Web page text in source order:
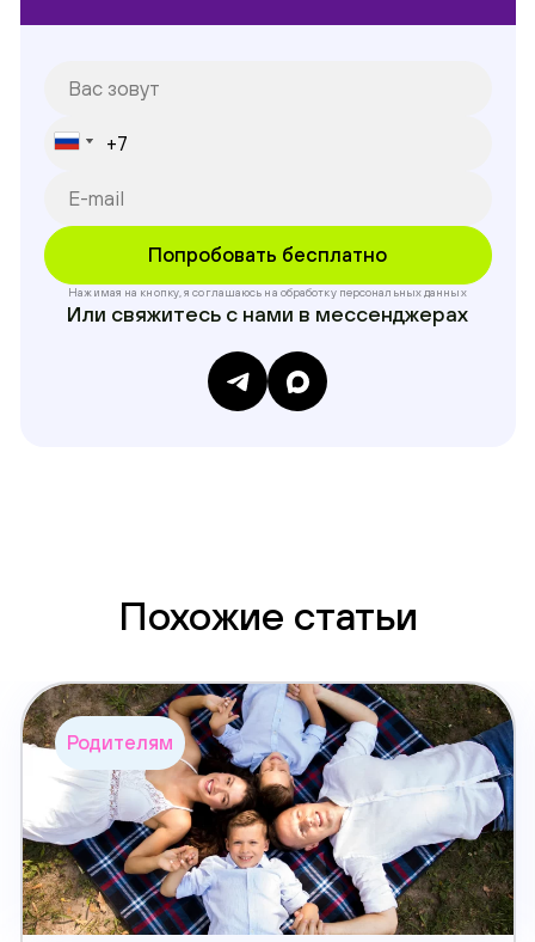
Нажимая на кнопку, я соглашаюсь на обработку персональных данных
Или свяжитесь с нами в мессенджерах
Похожие статьи
Родителям